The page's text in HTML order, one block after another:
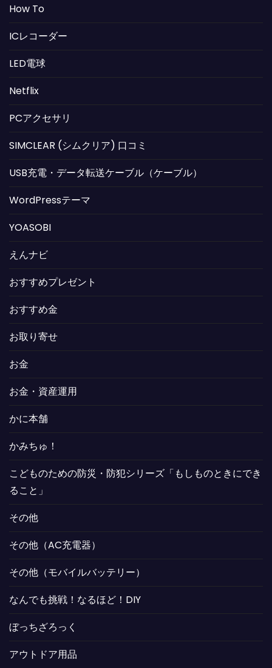
How To
ICレコーダー
LED電球
Netflix
PCアクセサリ
SIMCLEAR (シムクリア) 口コミ
USB充電・データ転送ケーブル（ケーブル）
WordPressテーマ
YOASOBI
えんナビ
おすすめプレゼント
おすすめ金
お取り寄せ
お金
お金・資産運用
かに本舗
かみちゅ！
こどものための防災・防犯シリーズ「もしものときにでき
ること」
その他
その他（AC充電器）
その他（モバイルバッテリー）
なんでも挑戦！なるほど！DIY
ぼっちざろっく
アウトドア用品